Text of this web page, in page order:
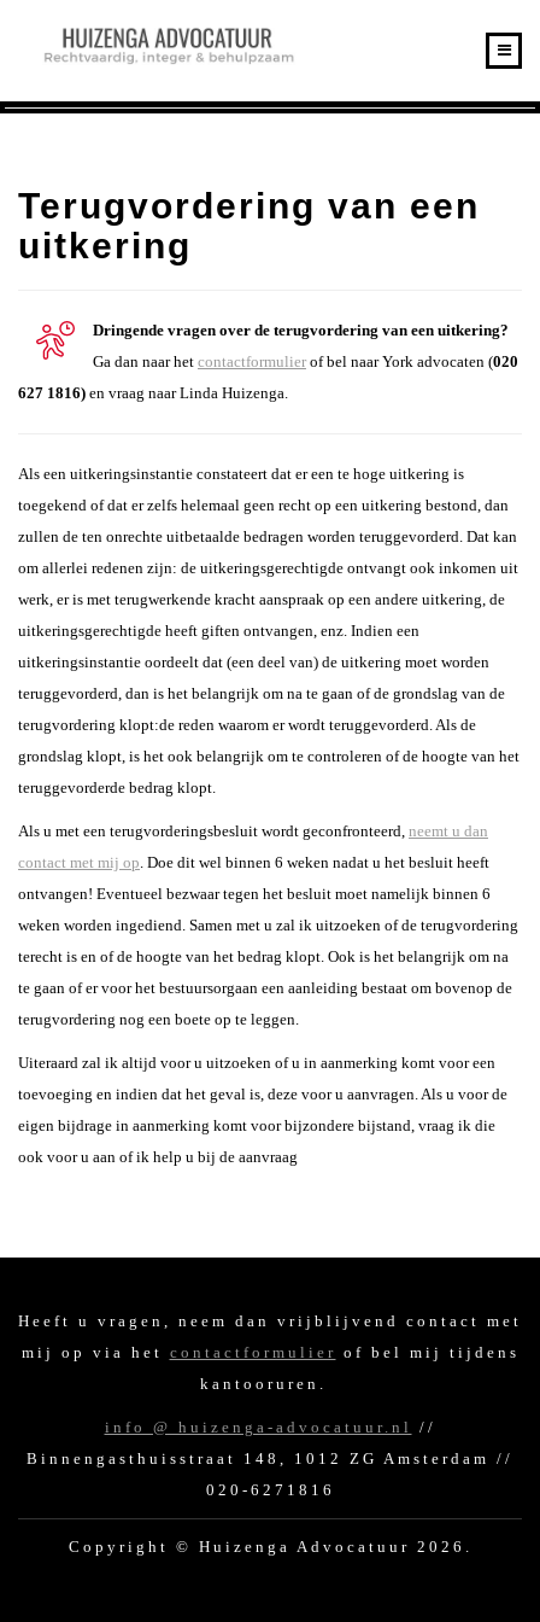
ARBEIDSRECHT
VRAAG & ANTWOORD
WSNP AFGEWEZEN?
WAT IS EEN SCHONE
LEI?
OVER MIJ
ADVOCAAT IN
CONTACT
Terugvordering van een
uitkering
Dringende vragen over de terugvordering van een uitkering?
Ga dan naar het contactformulier of bel naar York advocaten (020
627 1816) en vraag naar Linda Huizenga.
Als een uitkeringsinstantie constateert dat er een te hoge uitkering is
toegekend of dat er zelfs helemaal geen recht op een uitkering bestond, dan
zullen de ten onrechte uitbetaalde bedragen worden teruggevorderd. Dat kan
om allerlei redenen zijn: de uitkeringsgerechtigde ontvangt ook inkomen uit
werk, er is met terugwerkende kracht aanspraak op een andere uitkering, de
uitkeringsgerechtigde heeft giften ontvangen, enz. Indien een
uitkeringsinstantie oordeelt dat (een deel van) de uitkering moet worden
teruggevorderd, dan is het belangrijk om na te gaan of de grondslag van de
terugvordering klopt:de reden waarom er wordt teruggevorderd. Als de
grondslag klopt, is het ook belangrijk om te controleren of de hoogte van het
teruggevorderde bedrag klopt.
Als u met een terugvorderingsbesluit wordt geconfronteerd, neemt u dan
contact met mij op. Doe dit wel binnen 6 weken nadat u het besluit heeft
ontvangen! Eventueel bezwaar tegen het besluit moet namelijk binnen 6
weken worden ingediend. Samen met u zal ik uitzoeken of de terugvordering
terecht is en of de hoogte van het bedrag klopt. Ook is het belangrijk om na
te gaan of er voor het bestuursorgaan een aanleiding bestaat om bovenop de
terugvordering nog een boete op te leggen.
Uiteraard zal ik altijd voor u uitzoeken of u in aanmerking komt voor een
toevoeging en indien dat het geval is, deze voor u aanvragen. Als u voor de
eigen bijdrage in aanmerking komt voor bijzondere bijstand, vraag ik die
ook voor u aan of ik help u bij de aanvraag
Heeft u vragen, neem dan vrijblijvend contact met
mij op via het contactformulier of bel mij tijdens
kantooruren.
info @ huizenga-advocatuur.nl
//
Binnengasthuisstraat 148, 1012 ZG Amsterdam //
020-6271816
Copyright © Huizenga Advocatuur 2026.